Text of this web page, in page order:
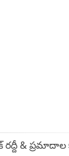
& ప్రమాదాల